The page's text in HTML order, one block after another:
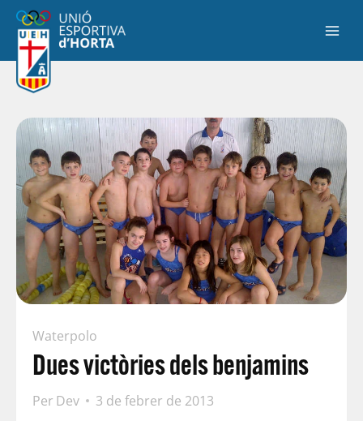
Waterpolo
Dues victòries dels benjamins
Per Dev
3 de febrer de 2013